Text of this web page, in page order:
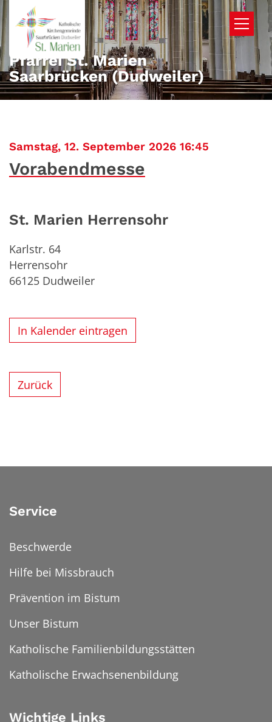
Zum Inhalt springen
Pfarrei St. Marien
Saarbrücken (Dudweiler)
Samstag, 12. September 2026 16:45
Vorabendmesse
St. Marien Herrensohr
Karlstr. 64
Herrensohr
66125 Dudweiler
In Kalender eintragen
Zurück
Service
Beschwerde
Hilfe bei Missbrauch
Prävention im Bistum
Unser Bistum
Katholische Familienbildungsstätten
Katholische Erwachsenenbildung
Wichtige Links